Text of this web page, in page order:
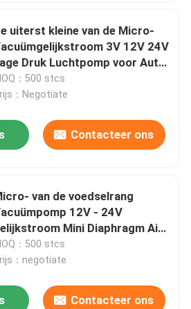
uiterst kleine van de Micro-
3V 12V 24V
Druk Luchtpomp voor Auto
：500 stcs
：Negotiate
Contacteer ons
van de voedselrang
12V - 24V
Mini Diaphragm Air
Vacuum
：500 stcs
：negotiate
Contacteer ons